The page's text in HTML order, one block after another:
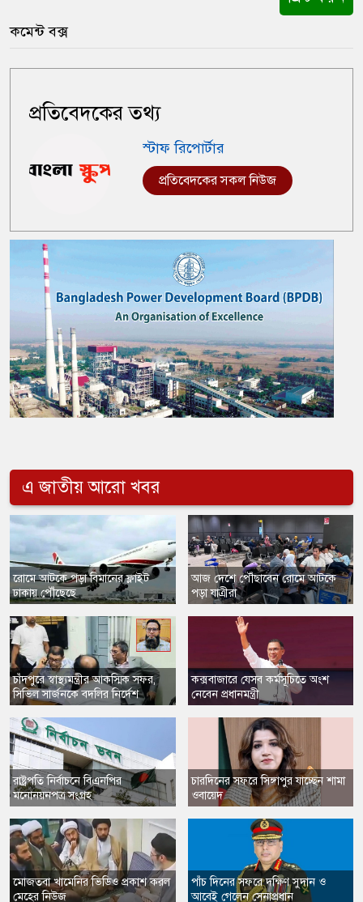
কমেন্ট বক্স
প্রতিবেদকের তথ্য
স্টাফ রিপোর্টার
প্রতিবেদকের সকল নিউজ
এ জাতীয় আরো খবর
​রোমে আটকে পড়া বিমানের ফ্লাইট
ঢাকায় পৌঁছেছে
চাঁদপুরে স্বাস্থ্যমন্ত্রীর আকস্মিক সফর,
সিভিল সার্জনকে বদলির নির্দেশ
​রাষ্ট্রপতি নির্বাচনে বিএনপির
মনোনয়নপত্র সংগ্রহ
​মোজতবা খামেনির ভিডিও প্রকাশ করল
মেহের নিউজ
আজ দেশে পৌঁছাবেন রোমে আটকে
পড়া যাত্রীরা
কক্সবাজারে যেসব কর্মসূচিতে অংশ
নেবেন প্রধানমন্ত্রী
চারদিনের সফরে সিঙ্গাপুর যাচ্ছেন শামা
ওবায়েদ
পাঁচ দিনের সফরে দক্ষিণ সুদান ও
আবেই গেলেন সেনাপ্রধান